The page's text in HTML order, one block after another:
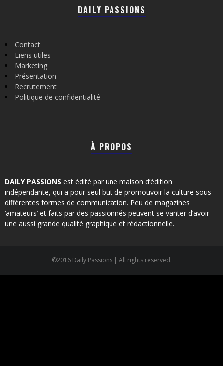
DAILY PASSIONS
Contact
Liens utiles
Marketing
Présentation
Recrutement
Politique de confidentialité
À PROPOS
DAILY PASSIONS est édité par une maison d’édition
indépendante, qui a pour seul but de promouvoir la culture sous
différentes formes de communication. Peu de magazines
‘amateurs’ et faits par des passionnés peuvent se vanter d’avoir
une aussi grande qualité graphique et rédactionnelle.
©2016 Daily Passions | All rights reserved.